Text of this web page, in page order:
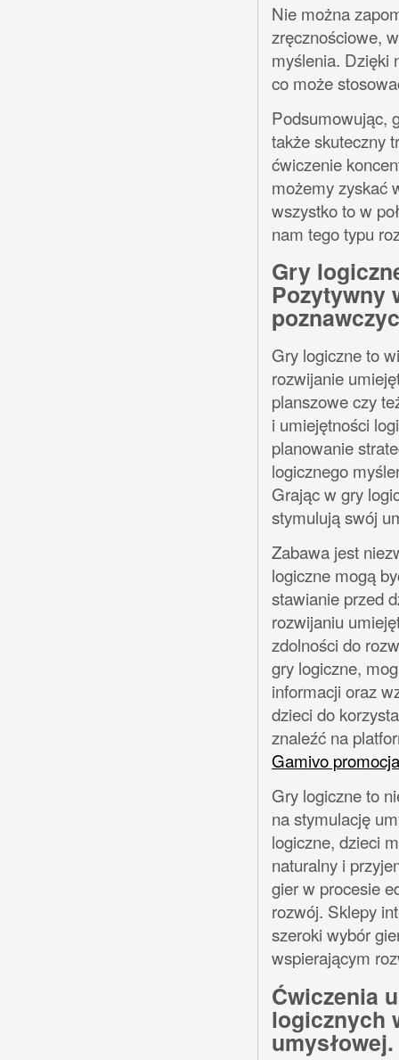
Nie można
zręcznościowe,
myślenia. Dzięki
co może
Podsumowując,
także skuteczny
ćwiczenie
możemy zyskać
wszystko to w
nam tego typu
Gry
Pozytywny
Gry logiczne to
rozwijanie
planszowe czy
i umiejętności
planowanie
logicznego
Grając w gry
stymulują swój
Zabawa jest
logiczne mogą
stawianie przed
rozwijaniu
zdolności do
gry logiczne,
informacji oraz
dzieci do
znaleźć na
Gamivo promocja
Gry logiczne to
na stymulację
logiczne, dzieci
naturalny i
gier w procesie
rozwój. Sklepy
szeroki wybór
wspierającym
Ćwiczenia
logicznych
umysłowej.